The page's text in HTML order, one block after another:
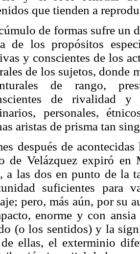
que tienden a
de formas sufre un
de los propósitos
y conscientes de los
de los sujetos, donde
de rango,
de rivalidad y
personales,
aristas de prisma tan
después de
de Velázquez expiró
a las dos en punto de la
suficientes para
pero, más aún, por su
enorme y con
(o los sentidos) y la
ellas, el exterminio